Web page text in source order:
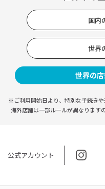
国内
世界
世界の
※ご利用開始日より、特別な手続きや
海外店舗は一部ルールが異なりますの
公式アカウント